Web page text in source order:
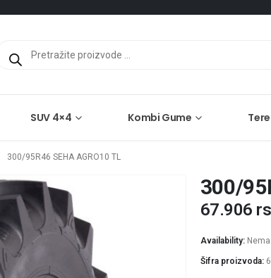
search
SUV 4×4 Kombi Gume
300/95R46 SEHA AGRO10 TL
300/
67.906
Availability:
Šifra proizvoda: